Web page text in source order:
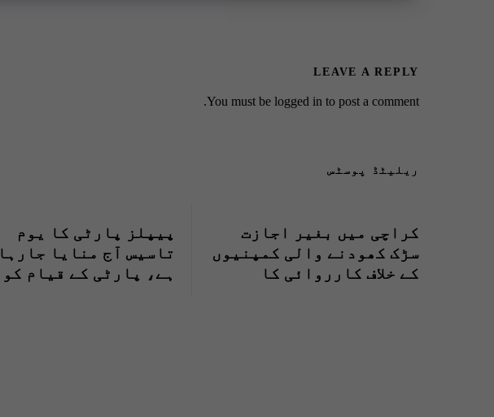
LEAVE A REPLY
You must be logged in to post a comment.
ریلیٹڈ پوسٹس
کراچی میں بغیر اجازت
سڑک کھودنے والی کمپنیوں
کے خلاف کارروائی کا
پیپلز پارٹی کا یوم
تاسیس آج منایا جارہا